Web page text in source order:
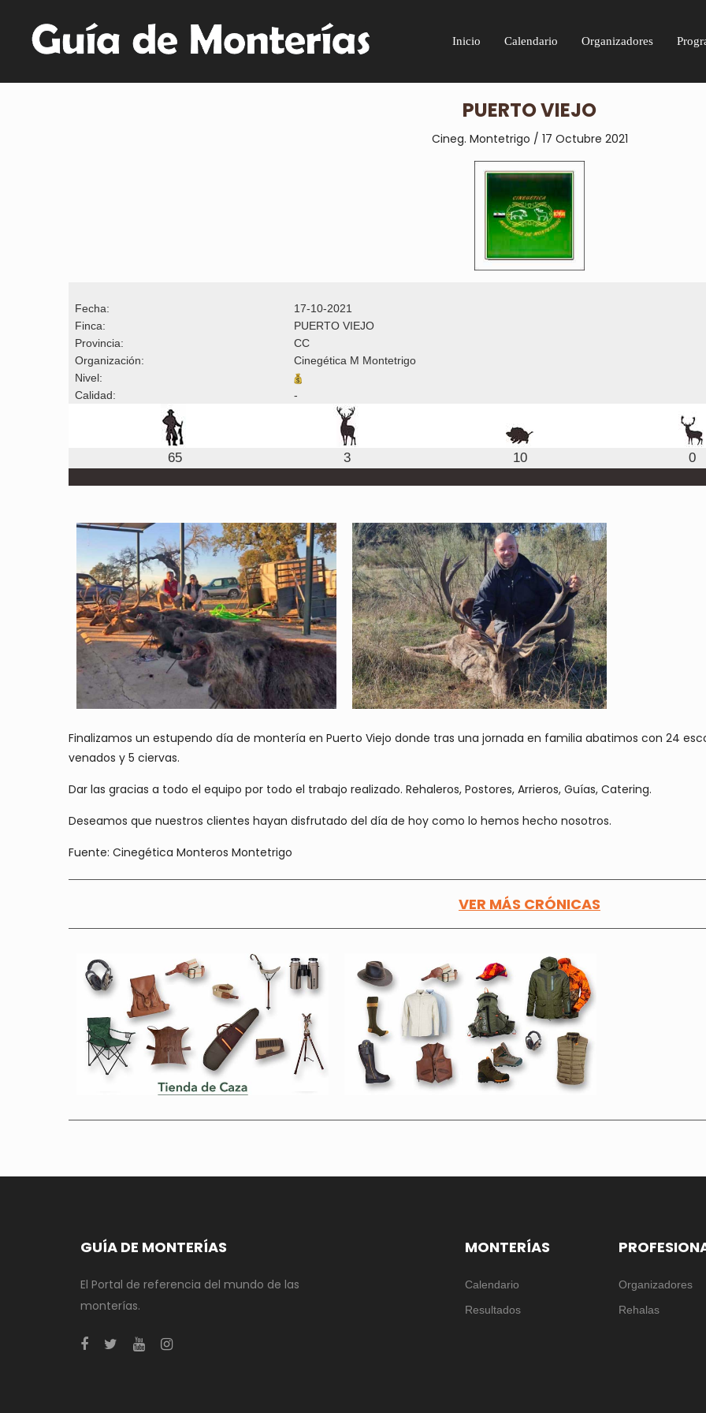
Inicio Calendario Organizadores
PUERTO VIEJO
Cineg. Montetrigo / 17 Octubre 2021
Fecha:
17-10-2021
Finca:
PUERTO VIEJO
Provincia:
CC
Organización:
Cinegética M Montetrigo
Nivel:
Calidad:
-
65 3 10 0
Finalizamos un estupendo día de montería en Puerto Viejo donde tras una jornada en familia abatimos con 24
venados y 5 ciervas.
Dar las gracias a todo el equipo por todo el trabajo realizado. Rehaleros, Postores, Arrieros, Guías, Catering.
Deseamos que nuestros clientes hayan disfrutado del día de hoy como lo hemos hecho nosotros.
Fuente: Cinegética Monteros Montetrigo
VER MÁS CRÓNICAS
GUÍA DE MONTERÍAS
El Portal de referencia del mundo de las
monterías.
MONTERÍAS
Calendario
Resultados
Organizadores
Rehalas